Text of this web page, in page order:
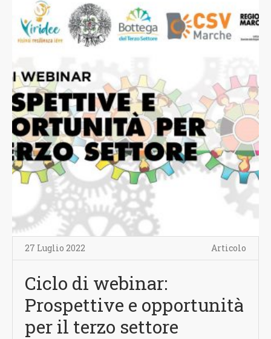
27 Luglio 2022 Articolo
Ciclo di webinar:
Prospettive e opportunità
per il terzo settore